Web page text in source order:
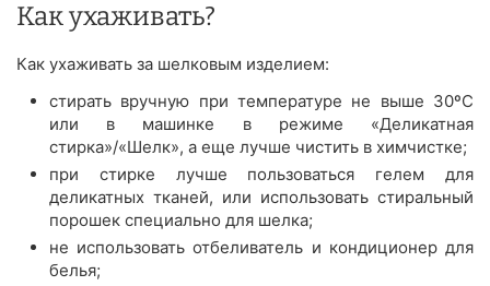
Как ухаживать?
Как ухаживать за шелковым изделием:
стирать вручную при температуре не выше 30ºС
или в машинке в режиме «Деликатная
стирка»/«Шелк», а еще лучше чистить в химчистке;
при стирке лучше пользоваться гелем для
деликатных тканей, или использовать стиральный
порошек специально для шелка;
не использовать отбеливатель и кондиционер для
белья;